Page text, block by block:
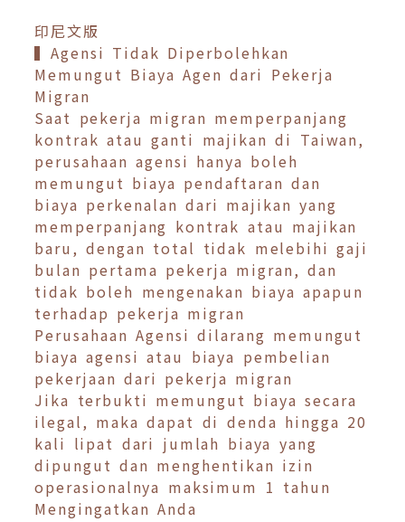
印尼文版
▍Agensi Tidak Diperbolehkan
Memungut Biaya Agen dari Pekerja
Migran
Saat pekerja migran memperpanjang
kontrak atau ganti majikan di Taiwan,
perusahaan agensi hanya boleh
memungut biaya pendaftaran dan
biaya perkenalan dari majikan yang
memperpanjang kontrak atau majikan
baru, dengan total tidak melebihi gaji
bulan pertama pekerja migran, dan
tidak boleh mengenakan biaya apapun
terhadap pekerja migran
Perusahaan Agensi dilarang memungut
biaya agensi atau biaya pembelian
pekerjaan dari pekerja migran
Jika terbukti memungut biaya secara
ilegal, maka dapat di denda hingga 20
kali lipat dari jumlah biaya yang
dipungut dan menghentikan izin
operasionalnya maksimum 1 tahun
Mengingatkan Anda